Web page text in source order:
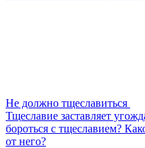
Не должно тщеславиться
Тщеславие заставляет
бороться с тщеславием?
от него?